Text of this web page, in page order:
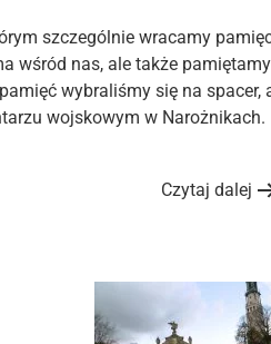
szczególnie wracamy
wśród nas, ale także
wybraliśmy się na spacer,
wojskowym w Narożnikach.
Czytaj dalej